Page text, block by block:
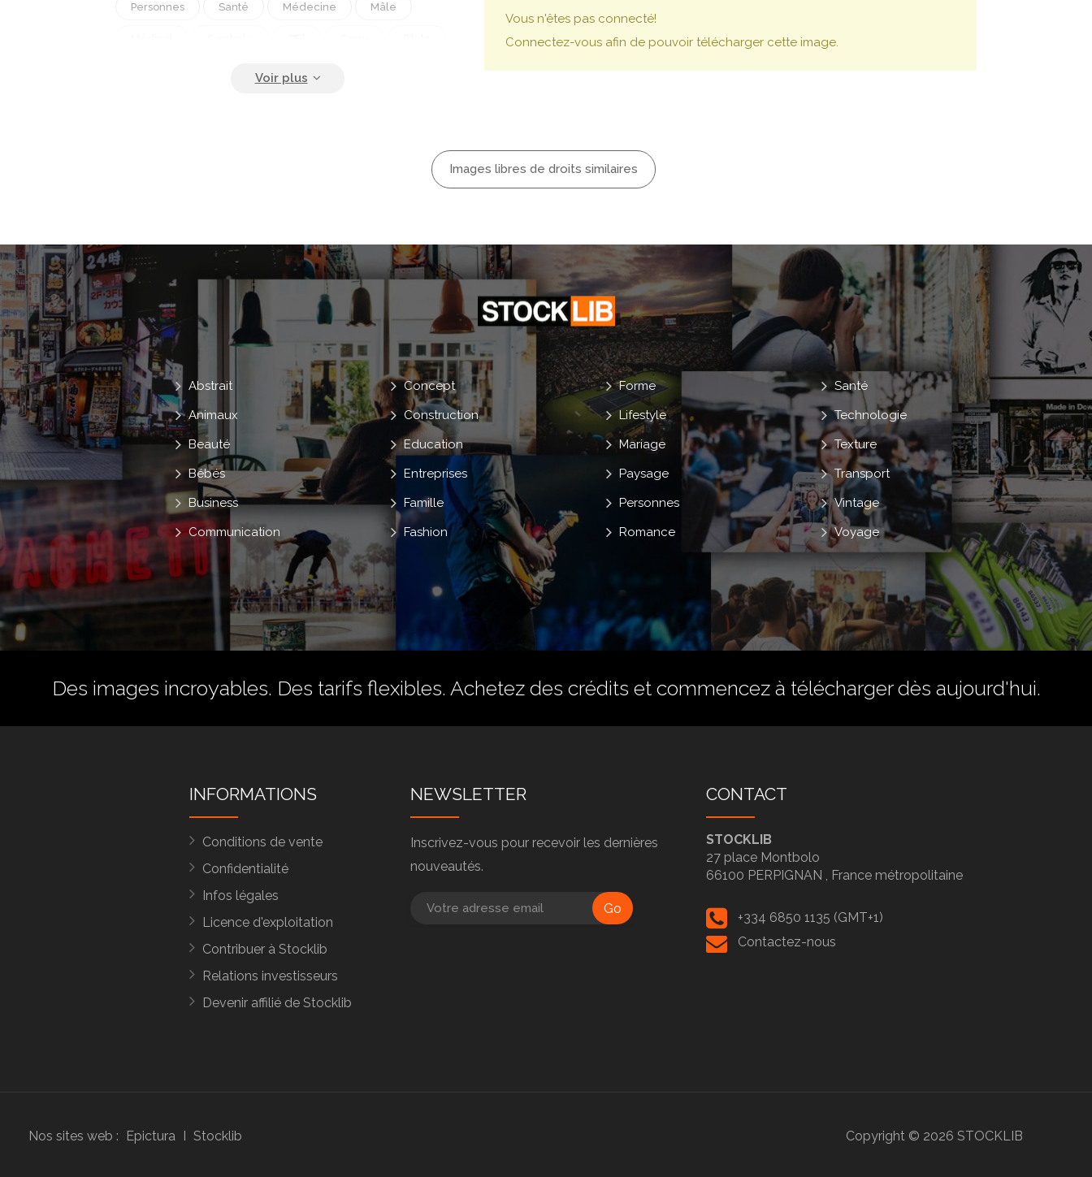
Personnes Santé Médecine Mâle
Estomac
Anatomie
Intestin Infographie
Vous n'êtes pas connecté!
Connectez-vous afin de pouvoir télécharger cette image.
Images libres de droits similaires
Abstrait
Animaux
Beauté
Bébés
Business
Communication
Concept
Construction
Education
Entreprises
Famille
Fashion
Forme
Lifestyle
Mariage
Paysage
Personnes
Romance
Santé
Technologie
Texture
Transport
Vintage
Voyage
Des images incroyables. Des tarifs flexibles. Achetez des crédits et commencez à télécharger dès aujourd'hui.
INFORMATIONS
Conditions de vente
Confidentialité
Infos légales
Licence d'exploitation
Contribuer à Stocklib
Relations investisseurs
Devenir affilié de Stocklib
NEWSLETTER
Inscrivez-vous pour recevoir les dernières
nouveautés.
Go
CONTACT
STOCKLIB
27 place Montbolo
66100 PERPIGNAN , France métropolitaine
+334 6850 1135 (GMT+1)
Contactez-nous
Nos sites web : Epictura I Stocklib Copyright © 2026 STOCKLIB